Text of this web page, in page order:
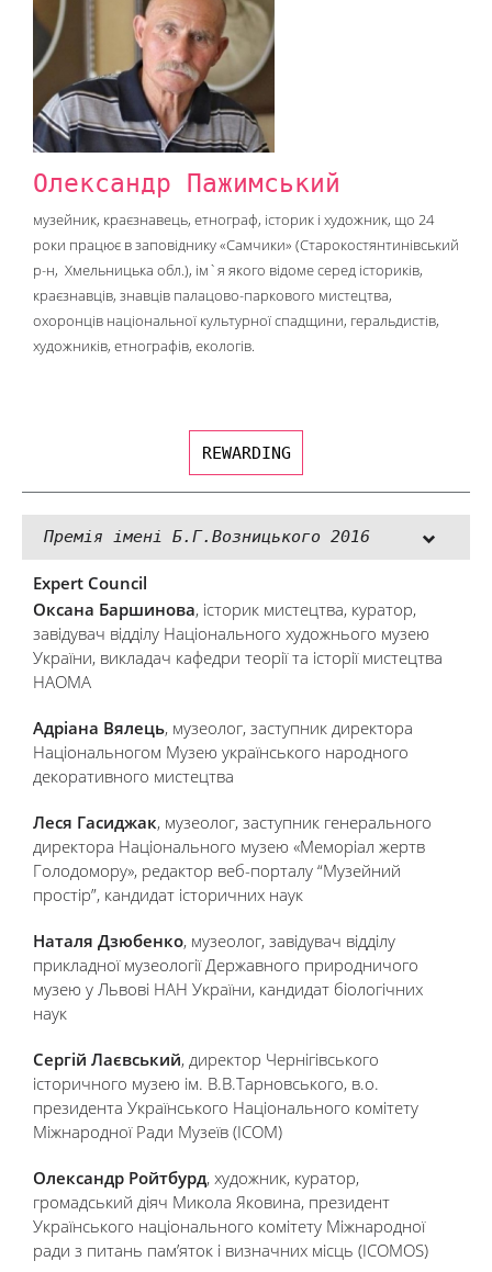
Олександр Пажимський
музейник, краєзнавець, етнограф, історик і художник, що 24
роки працює в заповіднику «Самчики» (Старокостянтинівський
р-н, Хмельницька обл.), ім`я якого відоме серед істориків,
краєзнавців, знавців палацово-паркового мистецтва,
охоронців національної культурної спадщини, геральдистів,
художників, етнографів, екологів.
REWARDING
Премія імені Б.Г.Возницького 2016
Expert Council
Оксана Баршинова, історик мистецтва, куратор,
завідувач відділу Національного художнього музею
України, викладач кафедри теорії та історії мистецтва
НАОМА
Адріана Вялець, музеолог, заступник директора
Національногом Музею українського народного
декоративного мистецтва
Леся Гасиджак, музеолог, заступник генерального
директора Національного музею «Меморіал жертв
Голодомору», редактор веб-порталу “Музейний
простір”, кандидат історичних наук
Наталя Дзюбенко, музеолог, завідувач відділу
прикладної музеології Державного природничого
музею у Львові НАН України, кандидат біологічних
наук
Сергій Лаєвський, директор Чернігівського
історичного музею ім. В.В.Тарновського, в.о.
президента Українського Національного комітету
Міжнародної Ради Музеїв (ICOM)
Олександр Ройтбурд, художник, куратор,
громадський діяч Микола Яковина, президент
Українського національного комітету Міжнародної
ради з питань пам’яток і визначних місць (ICOMOS)